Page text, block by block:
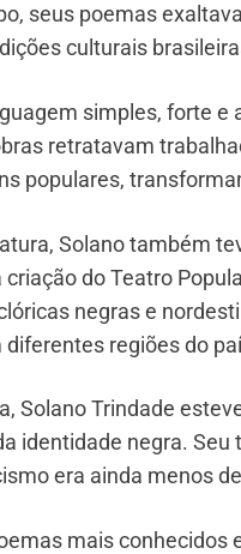
seus poemas
culturais
simples, forte e
retratavam
populares,
Solano também
criação do Teatro
negras e
diferentes regiões do
Solano Trindade
identidade negra.
era ainda menos
mais conhecidos